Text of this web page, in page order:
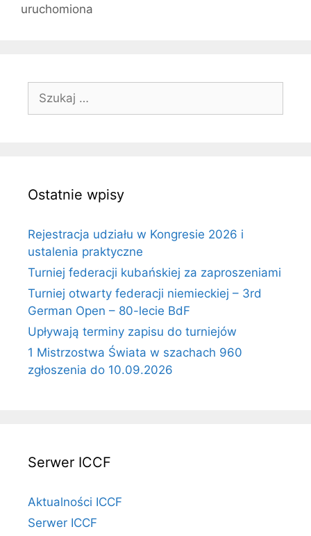
uruchomiona
Szukaj:
Ostatnie wpisy
Rejestracja udziału w Kongresie 2026 i
ustalenia praktyczne
Turniej federacji kubańskiej za zaproszeniami
Turniej otwarty federacji niemieckiej – 3rd
German Open – 80-lecie BdF
Upływają terminy zapisu do turniejów
1 Mistrzostwa Świata w szachach 960
zgłoszenia do 10.09.2026
Serwer ICCF
Aktualności ICCF
Serwer ICCF